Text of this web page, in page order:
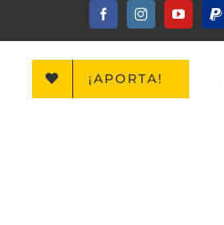
¡APORTA!